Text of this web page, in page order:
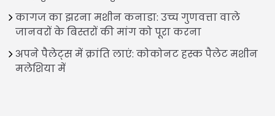
कागज का झरना मशीन कनाडा: उच्च गुणवत्ता वाले
जानवरों के बिस्तरों की मांग को पूरा करना
अपने पैलेट्स में क्रांति लाएं: कोकोनट हस्क पैलेट मशीन
मलेशिया में